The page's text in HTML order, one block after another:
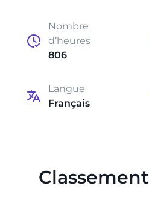
Nombre
d’heures
806
Langue
Français
Classement